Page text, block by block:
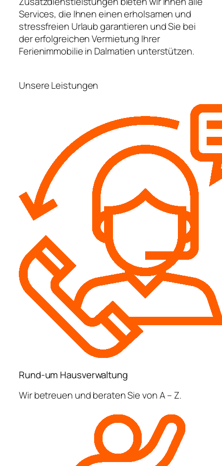
Services, die Ihnen einen erholsamen und
stressfreien Urlaub garantieren und Sie bei
der erfolgreichen Vermietung Ihrer
Ferienimmobilie in Dalmatien unterstützen.
Unsere Leistungen
Rund-um Hausverwaltung
Wir betreuen und beraten Sie von A – Z.